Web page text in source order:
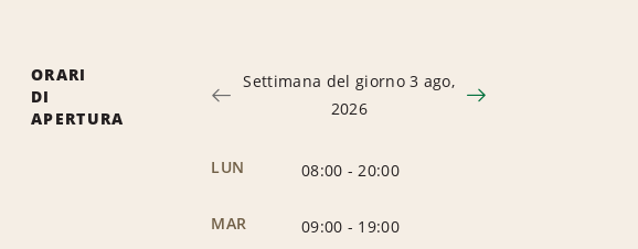
ORARI
DI
APERTURA
Settimana del giorno 3 ago,
2026
LUN 08:00 -20:00
MAR 09:00 - 19:00